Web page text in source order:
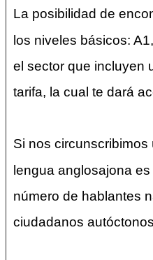
La posibilidad de
los niveles básicos:
el sector que incluyen
tarifa, la cual te dará
Si nos circunscribimos
lengua anglosajona
número de hablantes
ciudadanos